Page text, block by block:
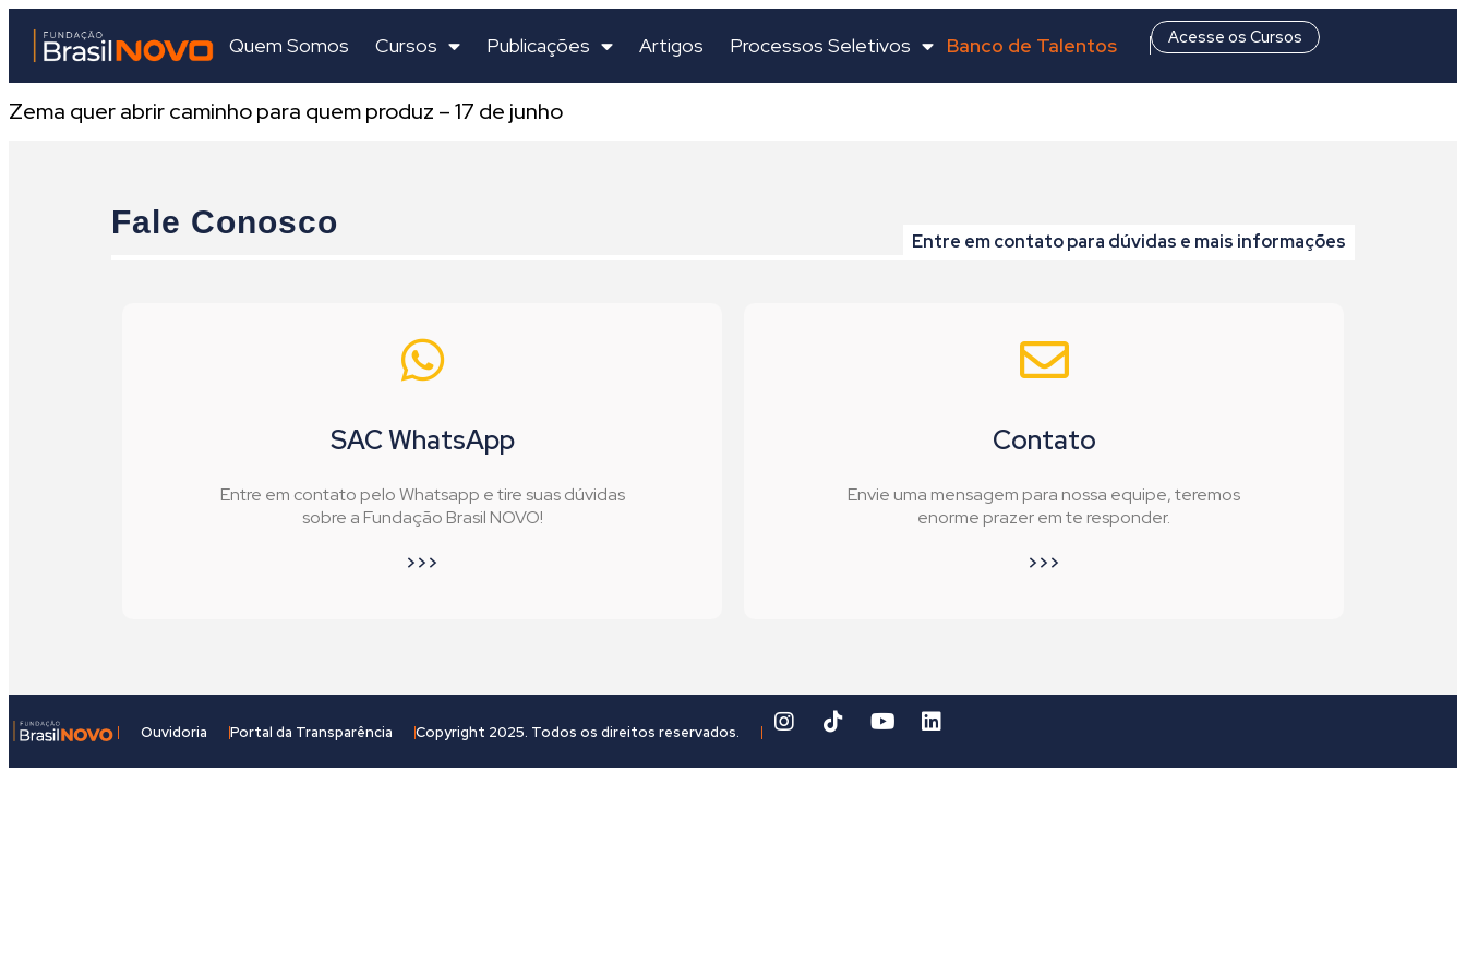
Quem Somos Cursos Publicações Artigos Processos Seletivos Banco de Talentos Acesse os Cursos
Zema quer abrir caminho para quem produz – 17 de junho
Fale Conosco
Entre em contato para dúvidas e mais informações
SAC WhatsApp
Entre em contato pelo Whatsapp e tire suas dúvidas
sobre a Fundação Brasil NOVO!
>>>
Contato
Envie uma mensagem para nossa equipe, teremos
enorme prazer em te responder.
>>>
Ouvidoria Portal da Transparência Copyright 2025. Todos os direitos reservados.